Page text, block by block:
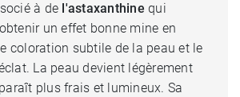
à de l'astaxanthine qui
un effet bonne mine en
coloration subtile de la peau et le
La peau devient légèrement
plus frais et lumineux. Sa